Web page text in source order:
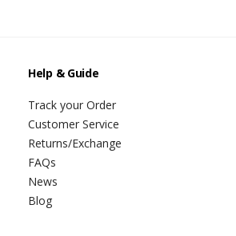
Help & Guide
Track your Order
Customer Service
Returns/Exchange
FAQs
News
Blog